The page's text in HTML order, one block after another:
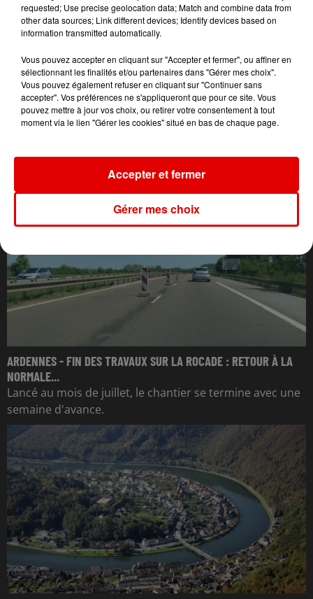
ARDENNES - FIN DES TRAVAUX SUR LA ROCADE : RETOUR À LA
NORMALE...
Lancé au mois de juillet, le chantier se termine avec une
semaine d'avance.
requested; Use precise geolocation data; Match and combine data from
other data sources; Link different devices; Identify devices based on
information transmitted automatically.
Vous pouvez accepter en cliquant sur "Accepter et fermer", ou affiner en
sélectionnant les finalités et/ou partenaires dans "Gérer mes choix".
Vous pouvez également refuser en cliquant sur "Continuer sans
accepter". Vos préférences ne s'appliqueront que pour ce site. Vous
pouvez mettre à jour vos choix, ou retirer votre consentement à tout
moment via le lien "Gérer les cookies" situé en bas de chaque page.
Gérer mes choix
Accepter et fermer